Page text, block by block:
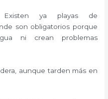
Existen ya playas de
son obligatorios porque
ni crean problemas
aunque tarden más en